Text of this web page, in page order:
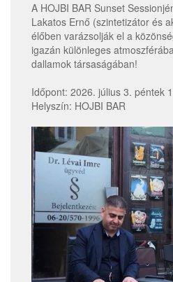
A HOJBI BAR Sunset
Lakatos Ernő (szintetizátor és
élőben varázsolják el a
igazán különleges
dallamok társaságában!
Időpont: 2026. július 3. péntek
Helyszín: HOJBI BAR